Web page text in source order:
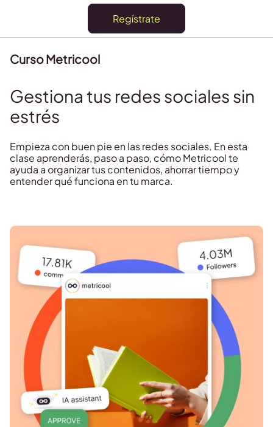
Regístrate
Curso Metricool
Gestiona tus redes sociales sin
estrés
Empieza con buen pie en las redes sociales. En esta
clase aprenderás, paso a paso, cómo Metricool te
ayuda a organizar tus contenidos, ahorrar tiempo y
entender qué funciona en tu marca.